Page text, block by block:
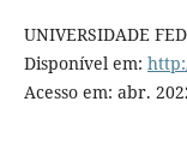
UNIVERSIDADE
Disponível em:
Acesso em: abr.